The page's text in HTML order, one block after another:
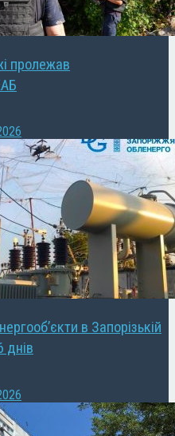
пролежав
в Запорізькій
днів